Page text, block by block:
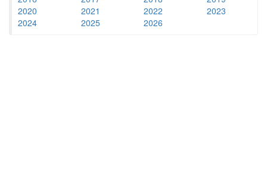
2020
2021 2022
2023
2024
2025 2026